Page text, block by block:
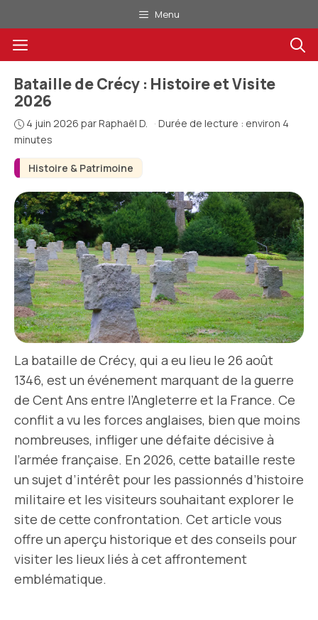
au
contenu
Menu
Menu
Histoire & Patrimoine
Bataille de Crécy : Histoire et Visite
2026
4 juin 2026 parRaphaël D. · Durée de lecture : environ 4
minutes
La bataille de Crécy, qui a eu lieu le 26 août
1346, est un événement marquant de la guerre
de Cent Ans entre l’Angleterre et la France. Ce
conflit a vu les forces anglaises, bien que moins
nombreuses, infliger une défaite décisive à
l’armée française. En 2026, cette bataille reste
un sujet d’intérêt pour les passionnés d’histoire
militaire et les visiteurs souhaitant explorer le
site de cette confrontation. Cet article vous
offre un aperçu historique et des conseils pour
visiter les lieux liés à cet affrontement
emblématique.